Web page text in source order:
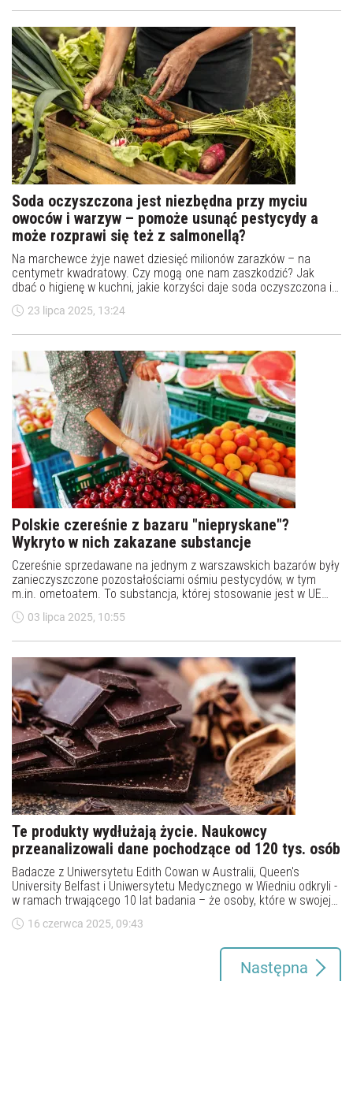
Soda oczyszczona jest niezbędna przy myciu
owoców i warzyw – pomoże usunąć pestycydy a
może rozprawi się też z salmonellą?
Na marchewce żyje nawet dziesięć milionów zarazków – na
centymetr kwadratowy. Czy mogą one nam zaszkodzić? Jak
dbać o higienę w kuchni, jakie korzyści daje soda oczyszczona i
dlaczego warto myć awokado?
23 lipca 2025, 13:24
Polskie czereśnie z bazaru "niepryskane"?
Wykryto w nich zakazane substancje
Czereśnie sprzedawane na jednym z warszawskich bazarów były
zanieczyszczone pozostałościami ośmiu pestycydów, w tym
m.in. ometoatem. To substancja, której stosowanie jest w UE
zakazane. Nie można jej legalnie kupić ani posiadać –
zaalarmowała Fundacja Pro-Test.
03 lipca 2025, 10:55
Te produkty wydłużają życie. Naukowcy
przeanalizowali dane pochodzące od 120 tys. osób
Badacze z Uniwersytetu Edith Cowan w Australii, Queen's
University Belfast i Uniwersytetu Medycznego w Wiedniu odkryli -
w ramach trwającego 10 lat badania – że osoby, które w swojej
diecie sięgają po żywność bogatą we flawonoidy mają niższe
ryzyko przedwczesnej śmierci. Naukowcy przeanalizowali dane
16 czerwca 2025, 09:43
Następna